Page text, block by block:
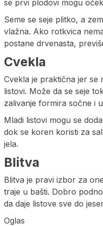
se prvi plodovi mogu
Seme se seje plitko, a
vlažna. Ako rotkvica
postane drvenasta,
Cvekla
Cvekla je praktična jer se
listovi. Može da se seje
zalivanje formira sočne i
Mladi listovi mogu se
dok se koren koristi za
jela.
Blitva
Blitva je pravi izbor za
traje u bašti. Dobro
da daje listove sve do
Oglas